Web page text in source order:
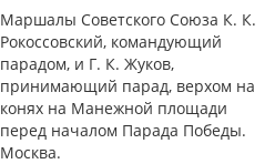
Маршалы Советского Союза К. К.
Рокоссовский, командующий
парадом, и Г. К. Жуков,
принимающий парад, верхом на
конях на Манежной площади
перед началом Парада Победы.
Москва.